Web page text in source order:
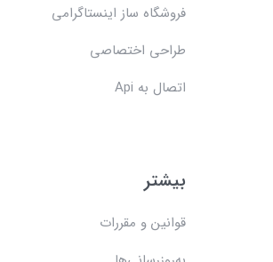
فروشگاه ساز اینستاگرامی
طراحی اختصاصی
اتصال به Api
بیشتر
قوانین و مقررات